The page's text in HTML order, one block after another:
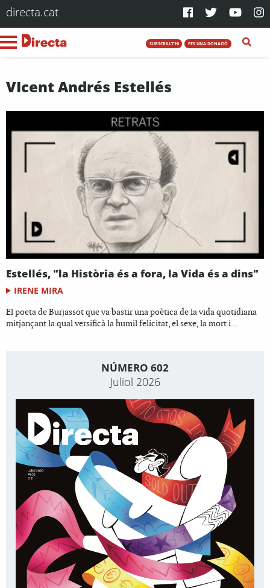
directa.cat
SUBSCRIU-T'HI FES UNA DONACIÓ
VIcent Andrés Estellés
Estellés, "la Història és a fora, la Vida és a dins"
IRENE MIRA
El poeta de Burjassot que va bastir una poètica de la vida quotidiana
mitjançant la qual versificà la humil felicitat, el sexe, la mort i...
NÚMERO 602
Juliol 2026